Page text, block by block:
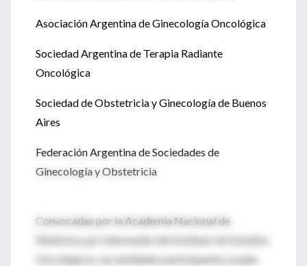
Asociación Argentina de Ginecología Oncológica
Sociedad Argentina de Terapia Radiante
Oncológica
Sociedad de Obstetricia y Ginecología de Buenos
Aires
Federación Argentina de Sociedades de
Ginecología y Obstetricia
Convocadas por la Academia Nacional de
Medicina, por intermedio del Instituto de Estudios
Oncológicos, las entidades participantes avalan